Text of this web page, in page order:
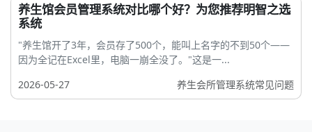
养生馆会员管理系统对比哪个好？为您推荐明智之选
系统
"养生馆开了3年，会员存了500个，能叫上名字的不到50个——
因为全记在Excel里，电脑一崩全没了。"这是一...
2026-05-27
养生会所管理系统常见问题